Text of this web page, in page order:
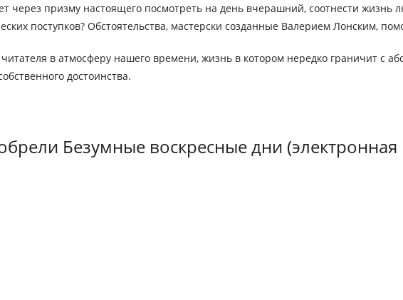
через призму настоящего посмотреть на день вчерашний, соотнести
поступков? Обстоятельства, мастерски созданные Валерием Лонским,
в атмосферу нашего времени, жизнь в котором нередко граничит с
достоинства.
Безумные воскресные дни (электронная